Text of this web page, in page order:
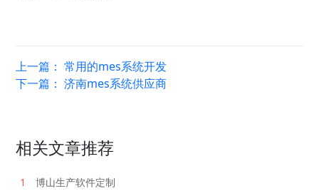
上一篇：常用的mes系统开发
下一篇：济南mes系统供应商
相关文章推荐
1
博山生产软件定制